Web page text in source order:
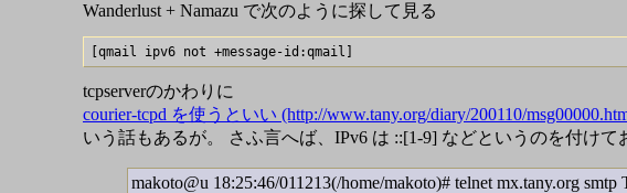
Wanderlust + Namazu で次のように探して見る
tcpserverのかわりに
courier-tcpd を使うといい (http://www.tany.org/diary/200110/
いう話もあるが。 さふ言へば、IPv6 は ::[1-9] などというのを付け
makoto@u 18:25:46/011213(/home/makoto)# telnet mx.tany.org